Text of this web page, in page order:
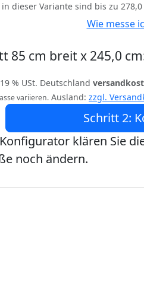
dieser Variante sind bis zu
Wie messe
85 cm breit x 245,0
% USt. Deutschland
variieren. Ausland: zzgl.
Schritt 2:
klären Sie
noch ändern.